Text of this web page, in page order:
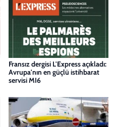
Fransız dergisi L'Express açıkladı:
Avrupa'nın en güçlü istihbarat
servisi MI6